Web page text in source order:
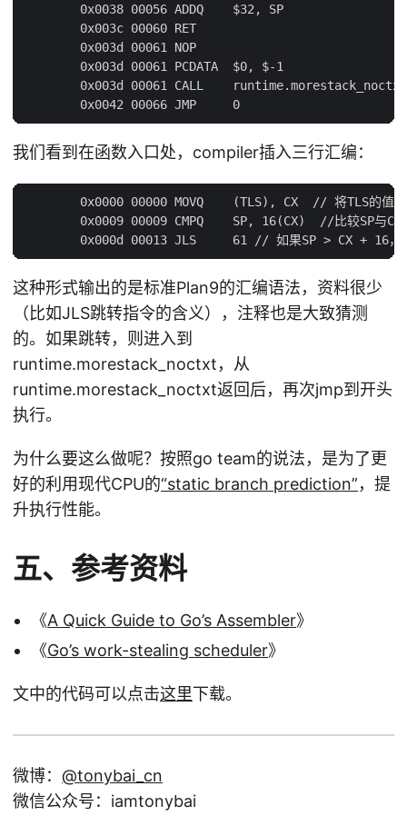
        0x0038 00056 ADDQ    $32, SP
        0x003c 00060 RET
        0x003d 00061 NOP
        0x003d 00061 PCDATA  $0, $-1
0x003d 00061 CALL
我们看到在函数入口处，compiler插入三行汇编：
0x0000 00000 MOVQ    (TLS), CX  // 将TLS的值
0x0009 00009 CMPQ    SP, 16(CX)  //比较SP与
这种形式输出的是标准Plan9的汇编语法，资料很少
（比如JLS跳转指令的含义），注释也是大致猜测
的。如果跳转，则进入到
runtime.morestack_noctxt，从
runtime.morestack_noctxt返回后，再次jmp到开头
执行。
为什么要这么做呢？按照go team的说法，是为了更
好的利用现代CPU的“static branch prediction”，提
升执行性能。
五、参考资料
《A Quick Guide to Go’s Assembler》
《Go’s work-stealing scheduler》
文中的代码可以点击这里下载。
微博： @tonybai_cn
微信公众号：iamtonybai